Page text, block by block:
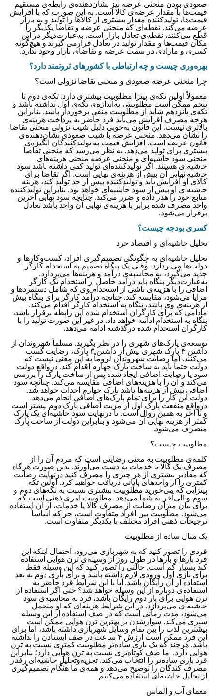
صعودی بودن منحنی عرضه نیز نشان‌دهنده‌‌‌‌‌‌‌‌‌‌‌‌‌‌‌‌‌‌‌‌‌‌‌‌‌‌‌‌‌‌‌‌‌‌‌‌‌‌‌‌‌‌‌‌‌‌‌‌‌ی رابطه‌‌‌‌‌‌‌‌‌‌‌‌‌‌‌‌‌‌‌‌‌‌‌‌‌‌‌‌‌‌‌‌‌‌‌‌‌‌‌‌‌‌‌‌‌‌‌‌‌ی مستقیم
قیمت‌ها با مقدار عرضه‌‌‌‌‌‌‌‌‌‌‌‌‌‌‌‌‌‌‌‌‌‌‌‌‌‌‌‌‌‌‌‌‌‌‌‌‌‌‌‌‌‌‌‌‌‌‌‌‌ی کالا است. به این صورت که با افزایش
قیمت‌ها، تولیدکننده مقدار بیشتری از کالاها را تولید و به بازار
عرضه می‌کند. نقطه‌ای که منحنی عرضه و تقاضا یکدیگر را
قطع می‌کنند، نقطه‌ی تعادل بازار است. به‌عبارت‌دیگر در این
مکان قیمت‌ها و مقدار تولید در تعادل قرارمی گیرند و هیچ‌گونه
کسری و مازادی در سمت عرضه و تقاضای بازار وجود ندارد.
بهره‌وری چیست و چه ارتباطی با کشورهای ثروتمند دارد؟
چرا منحنی عرضه صعودی و منحنی تقاضا نزولی است؟
معمولاً اولین تکه‌‌‌‌‌‌‌‌‌‌‌‌‌‌‌‌‌‌‌‌‌‌‌‌‌‌‌‌‌‌‌‌‌‌‌‌‌‌‌‌‌‌‌‌‌‌‌‌‌ی پیتزا مطلوبیت بیشتری دارد. تکه‌ی دوم تا
پنجم ممکن است مطلوبیتی به‌اندازه‌ی تکه‌ی اول نداشته باشد و
تکه‌‌‌‌‌‌‌‌‌‌‌‌‌‌‌‌‌‌‌‌‌‌‌‌‌‌‌‌‌‌‌‌‌‌‌‌‌‌‌‌‌‌‌‌‌‌‌‌‌ی پانزدهم شاید از مطلوبیت منفی برخوردار باشد. بنابراین
هرچه مصرف افزایش می‌یابد فرد حاضر به پرداخت هزینه‌‌‌‌‌‌‌‌‌‌‌‌‌‌‌‌‌‌‌‌‌‌‌‌‌‌‌‌‌‌‌‌‌‌‌‌‌‌‌‌‌‌‌‌‌‌‌‌‌ی
بالاتری نیست. این قانون به‌خوبی دلیل شیب نزولی منحنی تقاضا
را نشان می‌دهد. منحنی عرضه با شیب صعودی نشان‌دهنده‌ی
قانون عرضه است. افزایش قیمت به تولیدکنندگان انگیزه‌‌‌‌‌‌‌‌‌‌‌‌‌‌‌‌‌‌‌‌‌‌‌‌‌‌‌‌‌‌‌‌‌‌‌‌‌‌‌‌‌‌‌‌‌‌‌‌‌ی
بیشتری برای تولید می‌دهد. به نظر می‌رسد که منحنی تقاضا
منحنی سود حاشیه‌ای و منحنی عرضه منحنی هزینه‌های
حاشیه‌ای هستند. اگر تولیدکننده‌ای تولید کمی داشته باشد سود
حاشیه نهایی آن بیش از هزینه‌‌‌‌‌‌‌‌‌‌‌‌‌‌‌‌‌‌‌‌‌‌‌‌‌‌‌‌‌‌‌‌‌‌‌‌‌‌‌‌‌‌‌‌‌‌‌‌‌ی نهایی است. اگر تقاضا برای
کالای او افزایش یابد و تولیدکننده بیش از حد تولید کند، هزینه
حاشیه‌ای او بیش از سود حاشیه‌ای خواهد بود. بنابراین تولیدکننده
منابع خود را هدر داده و ضرر می‌کند. چنانچه سود نهایی آخرین
واحد مصرف شده برابر با هزینه‌ی نهایی آن واحد باشد تعادل
برقرار می‌شود.
کسری بودجه چیست؟
تحلیل حاشیه‌ای و اقتصاد خرد
تحلیل حاشیه‌ای به چگونگی تصمیم‌گیری افراد، کسب‌وکارها و
دولت‌ها می‌پردازد. وقتی یک بنگاه تصمیم به استخدام کارگر
جدید می‌گیرد، به محاسبه‌‌‌‌‌‌‌‌‌‌‌‌‌‌‌‌‌‌‌‌‌‌‌‌‌‌‌‌‌‌‌‌‌‌‌‌‌‌‌‌‌‌‌‌‌‌‌‌‌ی درآمد و هزینه‌ها می‌پردازد.
به‌عبارت‌دیگر بنگاه باید درآمد حاصل از استخدام یک کارگر
اضافی را با هزینه‌ی ناشی از استخدام وی که شامل دستمزدها و
مزایا می‌شود، مقایسه کند. چنانچه درآمد کارگر برای بنگاه بیش
از هزینه‌‌‌‌‌‌‌‌‌‌‌‌‌‌‌‌‌‌‌‌‌‌‌‌‌‌‌‌‌‌‌‌‌‌‌‌‌‌‌‌‌‌‌‌‌‌‌‌‌ی وی باشد، بنگاه به استخدام کارگر اقدام می‌کند.
مادامی که برای کارگران استخدام شده این رابطه برقرار باشد،
بنگاه به استخدام ادامه خواهد داد. در غیر این صورت تولید را با
کارگران استخدام شده درگذشته ادامه می‌دهد.
توسعه‌‌‌‌‌‌‌‌‌‌‌‌‌‌‌‌‌‌‌‌‌‌‌‌‌‌‌‌‌‌‌‌‌‌‌‌‌‌‌‌‌‌‌‌‌‌‌‌‌ی پارک‌های شهری را در نظر بگیرید. مسلماً شهروندان از
داشتن ۴ پارک شهری بیش از داشتن ۳ پارک، رضایت کسب
می‌کنند. اما رضایت شهروندان لزوماً به این معنی نیست که
دولت حتماً باید به ساخت پارک چهارم اقدام کند. درواقع دولت
سود یا رضایت اضافی ایجاد شده پس از ساخت پارک را بررسی
می‌کند و آن را با هزینه‌های اضافی مقایسه می‌کند. چنانچه سود
اضافی بیش از هزینه‌ها باشد پارک چهارم احداث خواهد شد.
دولت این کار را برای تمام پارک‌های اضافی انجام می‌دهد.
درواقع منفعت پارک اول از مزیت اضافی پارک دوم بیشتر است
و تا آخر به همین روال است. تا درنهایت سود حاشیه‌ای یک پارک
کمتر از هزینه نهایی آن می‌شود و بنابراین دولت از ساخت پارک
منصرف می‌شود.
مطلوبیت چیست؟
کلمه‌‌‌‌‌‌‌‌‌‌‌‌‌‌‌‌‌‌‌‌‌‌‌‌‌‌‌‌‌‌‌‌‌‌‌‌‌‌‌‌‌‌‌‌‌‌‌‌‌ی مطلوبیت به معنی رضایتی است که مردم آن را از
مصرف یک کالا یا خدمات به دست می‌آورند. بدین صورت هرگاه
که مقادیر بیشتری از هر چیزی را مصرف کنید درنهایت رضایت
کمتری را از واحدهای پایانی دریافت خواهید کرد. اولین تکه
پیتزایی که می‌خورید مطلوبیت بیشتری نسبت به تکه‌های دوم و
سوم و الی‌آخر به شما می‌دهد. مطلوبیت امری ذهنی است که
برای بیان میزان رضایت از مصرف کالا یا خدمات، از آن استفاده
می‌شود. مطلوبیت بین افراد متفاوت است، چراکه اساساً
ترجیحات ذهنی افراد مختلف با یکدیگر متفاوت است.
یک مثال ساده از مطلوبیت
فردی را تصور کنید که به شهربازی می‌رود، احتمال اینکه این
فرد بارها و بارها در طول روز از وسیله‌‌‌‌‌‌‌‌‌‌‌‌‌‌‌‌‌‌‌‌‌‌‌‌‌‌‌‌‌‌‌‌‌‌‌‌‌‌‌‌‌‌‌‌‌‌‌‌‌ی ترن هوایی استفاده
کند بسیار کم است. حالتی را تصور کنید که این وسیله فقط
برای بازی اول ورودی لازم داشته باشد و برای بازی دوم به بعد
استفاده از آن رایگان باشد. آیا با این شرایط فرد حاضر به
استفاده‌‌‌‌‌‌‌‌‌‌‌‌‌‌‌‌‌‌‌‌‌‌‌‌‌‌‌‌‌‌‌‌‌‌‌‌‌‌‌‌‌‌‌‌‌‌‌‌‌ی دوباره از این وسیله خواهد شد؟ حتی اگر استفاده از
ترن هوایی برای بار دوم رایگان باشد، فرد به محاسبه‌ی سود
حاشیه‌ای می‌پردازد. در این شرایط هزینه‌ای که او متحمل
می‌شود، مدت زمانی است که در صف استفاده از این وسیله
سپری می‌کند. سوارشدن بر بهترین ترن هوایی ممکن است
بیشترین لذت را بین تمام وسایل شهربازی داشته باشد، اما برای
این فرد ممکن است ارزش ۴ ساعت در صف ایستادن را نداشته
باشد. هرچند که یک بازی ساده‌تر مطلوبیت کمتری نسبت به ترن
هوایی دارد. اما صف کوتاه‌تری نسبت به ترن هوایی دارد؛ بنابراین
فرد بازی ساده‌تر را انتخاب می‌کند. تجزیه‌وتحلیل حاشیه‌ای رفتار
مصرف کندگان را توضیح می‌دهد و همه‌‌‌‌‌‌‌‌‌‌‌‌‌‌‌‌‌‌‌‌‌‌‌‌‌‌‌‌‌‌‌‌‌‌‌‌‌‌‌‌‌‌‌‌‌‌‌‌‌ی ما هنگام تصمیم‌گیری
از تحلیل حاشیه‌ای استفاده می‌کنیم.
معمای آب و الماس